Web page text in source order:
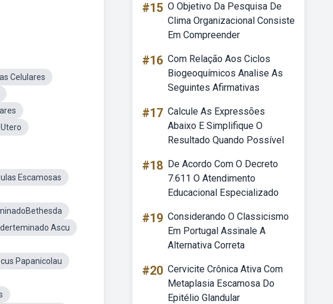
Celulares
Escamosas
Ascu
Papanicolau
#15 O Objetivo Da Pesquisa De
Clima Organizacional Consiste
Em Compreender
#16 Com Relação Aos Ciclos
Biogeoquímicos Analise As
Seguintes Afirmativas
#17 Calcule As Expressões
Abaixo E Simplifique O
Resultado Quando Possível
#18 De Acordo Com O Decreto
7.611 O Atendimento
Educacional Especializado
#19 Considerando O Classicismo
Em Portugal Assinale A
Alternativa Correta
#20 Cervicite Crônica Ativa Com
Metaplasia Escamosa Do
Epitélio Glandular